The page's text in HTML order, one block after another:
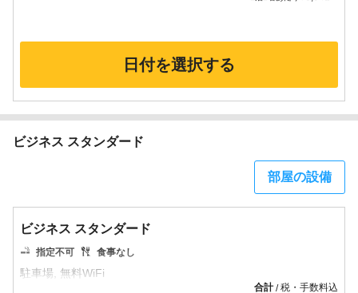
日付を選択する
ビジネス スタンダード
部屋の設備
ビジネス スタンダード
指定不可 食事なし
合計/税・手数料込